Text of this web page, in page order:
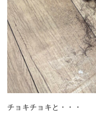
チョキチョキと・・・